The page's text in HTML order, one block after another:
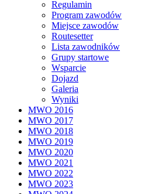
Regulamin
Program zawodów
Miejsce zawodów
Routesetter
Lista zawodników
Grupy startowe
Wsparcie
Dojazd
Galeria
Wyniki
MWO 2016
MWO 2017
MWO 2018
MWO 2019
MWO 2020
MWO 2021
MWO 2022
MWO 2023